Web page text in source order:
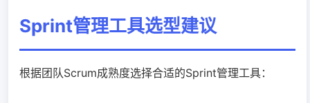
Sprint管理工具选型建议
根据团队Scrum成熟度选择合适的Sprint管理工具：